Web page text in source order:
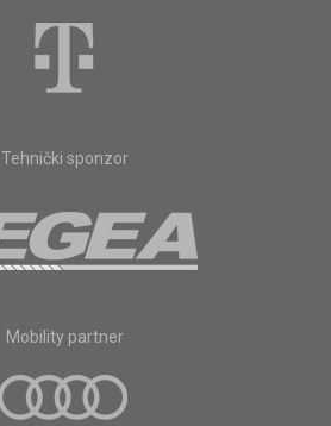
Tehnički sponzor
Mobility partner